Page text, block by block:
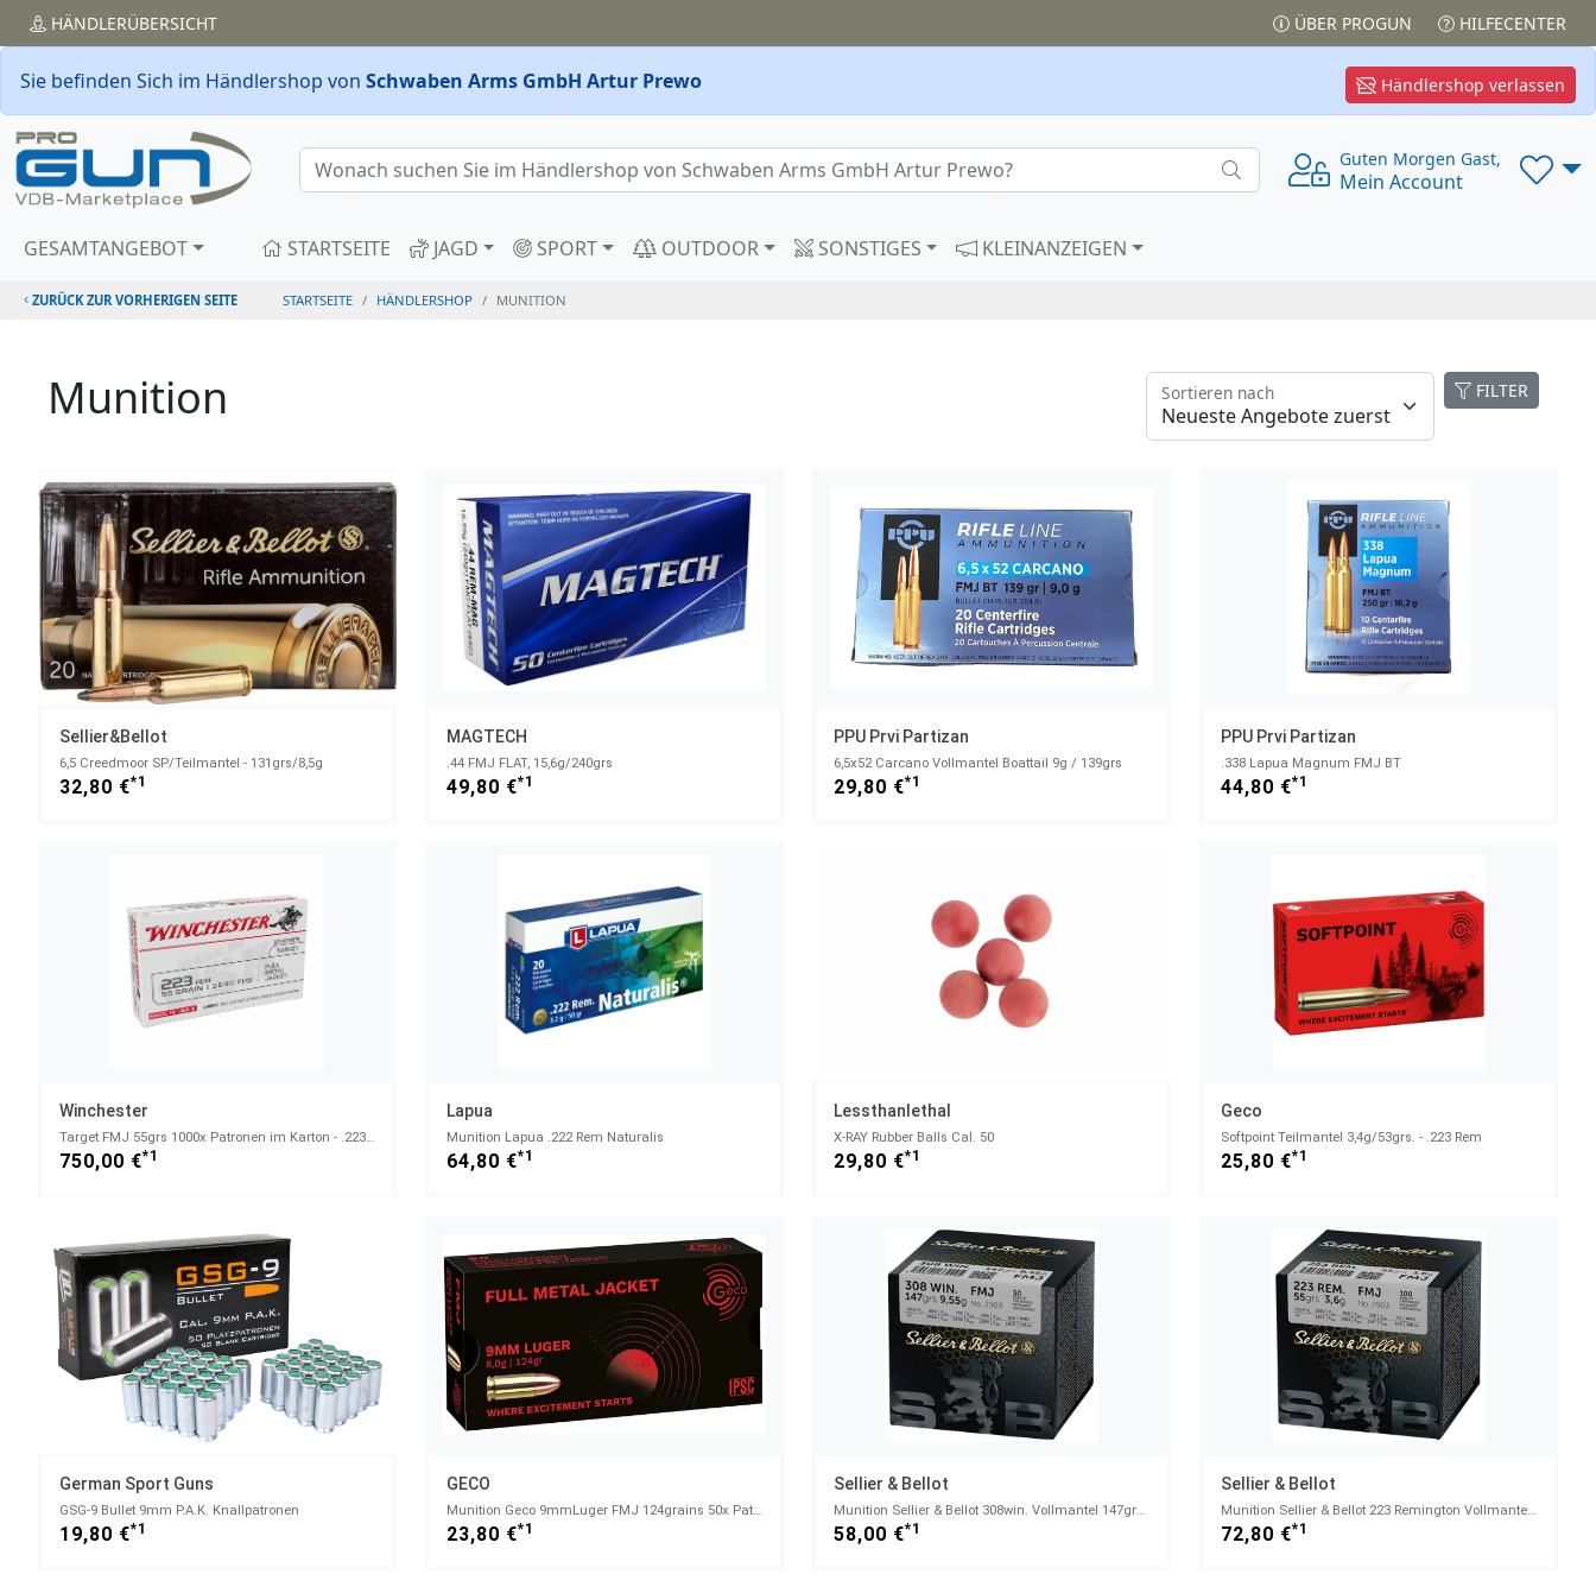
HÄNDLERÜBERSICHT ÜBER PROGUN HILFECENTER
Händlershop verlassen
Sie befinden Sich im Händlershop von Schwaben Arms GmbH Artur Prewo
Guten Morgen Gast,
Mein Account
GESAMTANGEBOT STARTSEITE JAGD SPORT OUTDOOR SONSTIGES KLEINANZEIGEN
ZURÜCK ZUR VORHERIGEN SEITE STARTSEITE HÄNDLERSHOP MUNITION
Munition FILTER
Sortieren nach
Sellier&Bellot
6,5 Creedmoor SP/Teilmantel - 131grs/8,5g
32,80 €*1
MAGTECH
.44 FMJ FLAT, 15,6g/240grs
49,80 €*1
PPU Prvi Partizan
6,5x52 Carcano Vollmantel Boattail 9g / 139grs
29,80 €*1
PPU Prvi Partizan
.338 Lapua Magnum FMJ BT
44,80 €*1
Winchester
750,00 €*1
Lapua
Munition Lapua .222 Rem Naturalis
64,80 €*1
Lessthanlethal
X-RAY Rubber Balls Cal. 50
29,80 €*1
Geco
Softpoint Teilmantel 3,4g/53grs. - .223 Rem
25,80 €*1
German Sport Guns
GSG-9 Bullet 9mm P.A.K. Knallpatronen
19,80 €*1
GECO
Munition Geco 9mmLuger FMJ 124grains 50x Patronen im Karton - 9x19mm; 9mm Luger; 9mm Para
23,80 €*1
Sellier & Bellot
Munition Sellier & Bellot 308win. Vollmantel 147grains 50x Patronen im Karton (114463-65)
58,00 €*1
Sellier & Bellot
Munition Sellier & Bellot 223 Remington Vollmantel 55grains 100x Patronen im Karton .223 Rem. (18696
72,80 €*1